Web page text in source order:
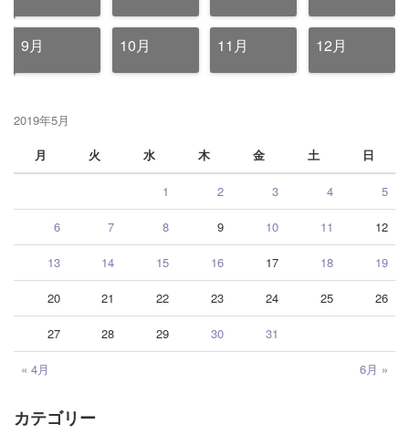
9月 10月 11月 12月
2019年5月
月
火 水 木 金 土 日
« 4月 6月 »
1 2 3 4 5
6 7 8 9 10 11 12
13 14 15 16 17 18 19
20 21 22 23 24 25 26
27 28 29 30 31
カテゴリー